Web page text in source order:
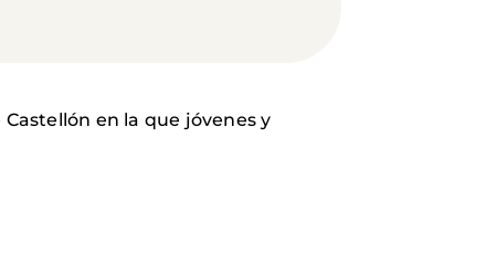
en la que jóvenes y